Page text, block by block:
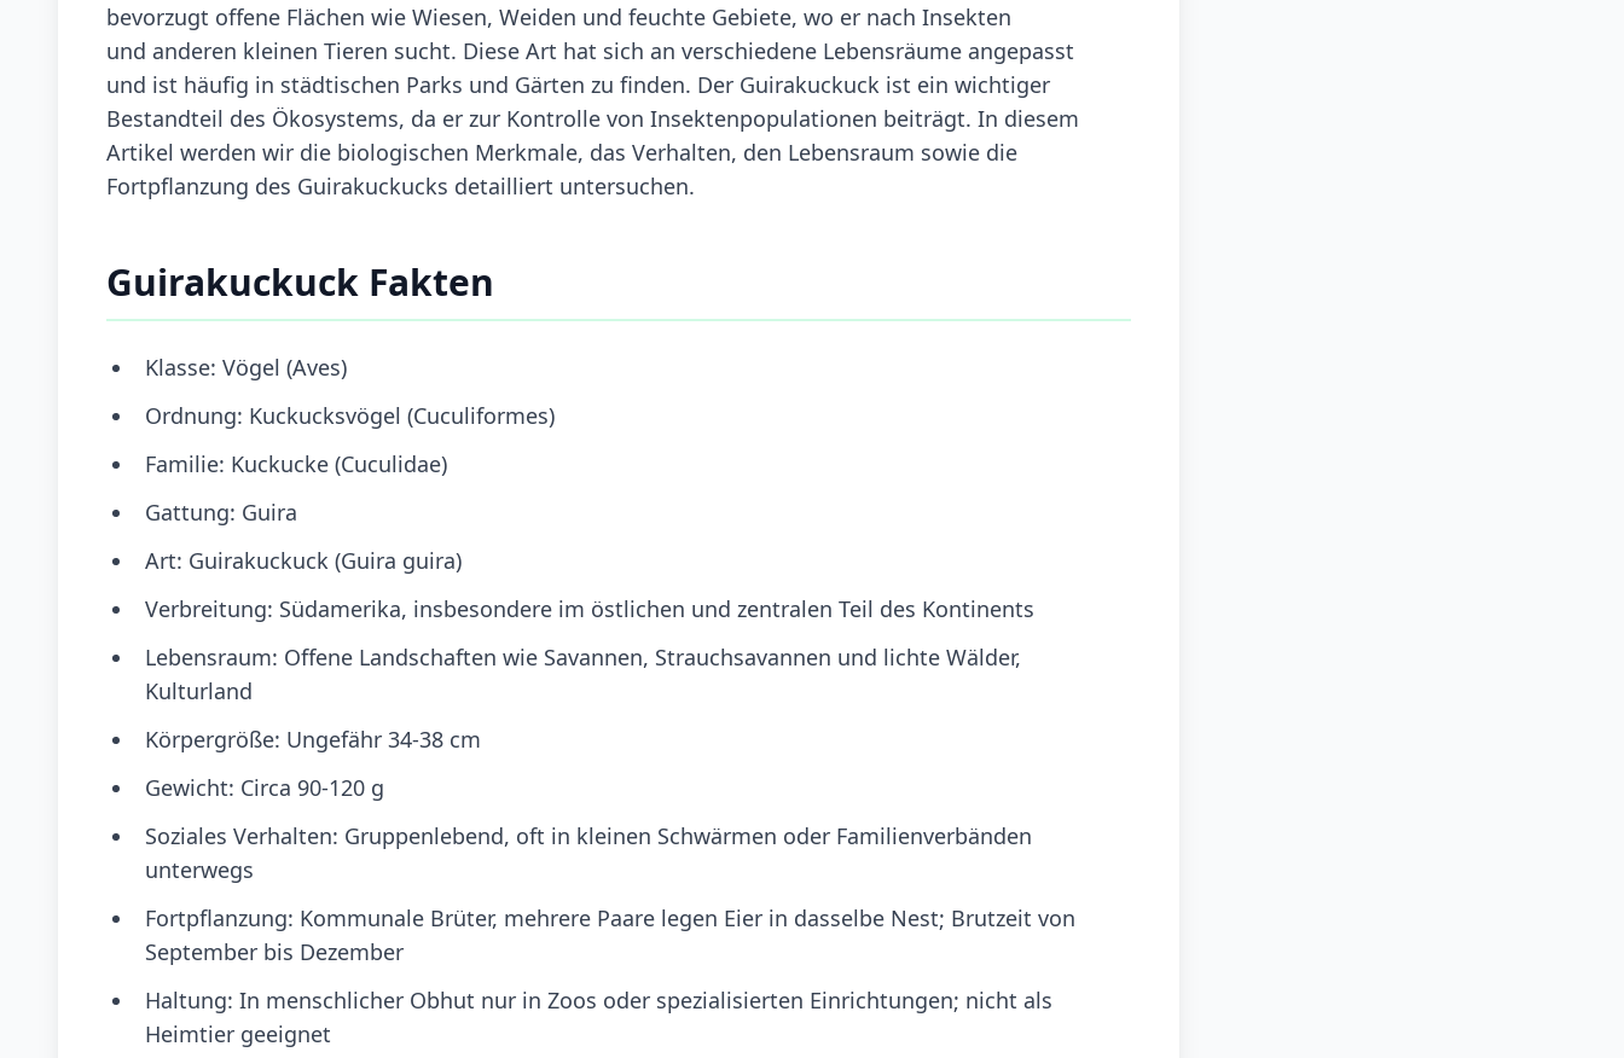
bevorzugt offene Flächen wie Wiesen, Weiden und feuchte Gebiete, wo er nach Insekten
und anderen kleinen Tieren sucht. Diese Art hat sich an verschiedene Lebensräume angepasst
und ist häufig in städtischen Parks und Gärten zu finden. Der Guirakuckuck ist ein wichtiger
Bestandteil des Ökosystems, da er zur Kontrolle von Insektenpopulationen beiträgt. In diesem
Artikel werden wir die biologischen Merkmale, das Verhalten, den Lebensraum sowie die
Fortpflanzung des Guirakuckucks detailliert untersuchen.
Guirakuckuck Fakten
Klasse: Vögel (Aves)
Ordnung: Kuckucksvögel (Cuculiformes)
Familie: Kuckucke (Cuculidae)
Gattung: Guira
Art: Guirakuckuck (Guira guira)
Verbreitung: Südamerika, insbesondere im östlichen und zentralen Teil des Kontinents
Lebensraum: Offene Landschaften wie Savannen, Strauchsavannen und lichte Wälder,
Kulturland
Körpergröße: Ungefähr 34-38 cm
Gewicht: Circa 90-120 g
Soziales Verhalten: Gruppenlebend, oft in kleinen Schwärmen oder Familienverbänden
unterwegs
Fortpflanzung: Kommunale Brüter, mehrere Paare legen Eier in dasselbe Nest; Brutzeit von
September bis Dezember
Haltung: In menschlicher Obhut nur in Zoos oder spezialisierten Einrichtungen; nicht als
Heimtier geeignet